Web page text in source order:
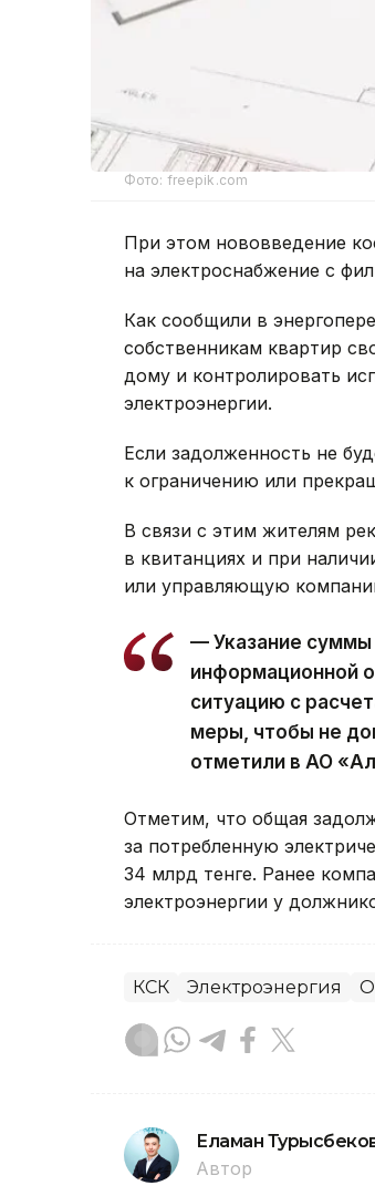
Фото: freepik.com
При этом нововведение
на электроснабжение с
Как сообщили в
собственникам квартир
дому и контролировать
электроэнергии.
Если задолженность не
к ограничению или
В связи с этим жителям
в квитанциях и при
или управляющую
— Указание суммы
информационной
ситуацию с
меры, чтобы не
отметили в АО
Отметим, что общая
за потребленную
34 млрд тенге. Ранее
электроэнергии у
КСК Электроэнергия
Еламан
Автор